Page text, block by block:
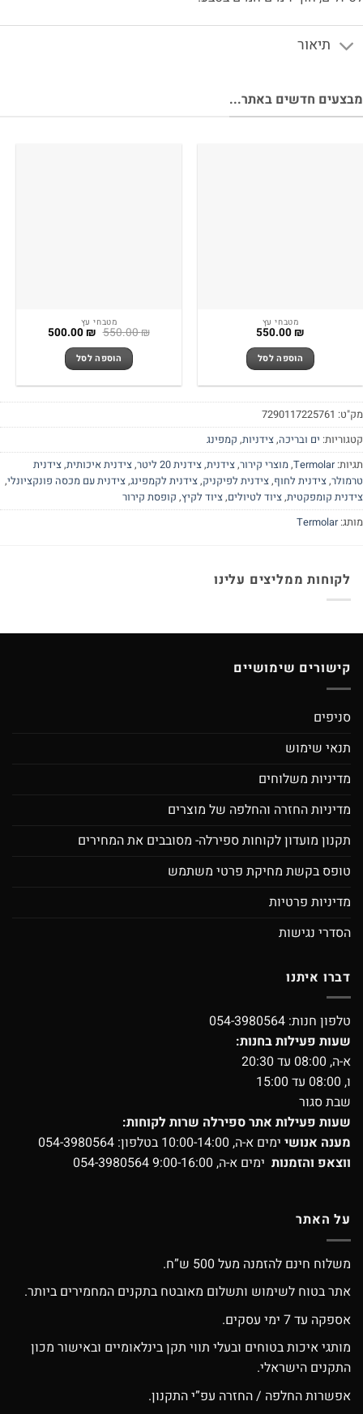
תיאור
חדשים באתר...
מטבחי עץ
550.00₪
הוספה לסל
מטבחי עץ
550.00₪ המחיר
היה:
550.00 ₪.
500.00₪ המחיר
הוספה לסל
7290117225761
ים ובריכה,צידניות,קמפינג
Termolar
,מוצרי קירור,צידנית,צידנית 20 ליטר ,צידנית איכותית,צידנית
,צידנית לחוף,צידנית לפיקניק,צידנית לקמפינג,צידנית עם מכסה פונקציונלי,
קומפקטית,ציוד לטיולים,ציוד לקיץ,קופסת קירור
Termolar
לקוחות ממליצים עלינו
קישורים שימושיים
סניפים
תנאי שימוש
מדיניות משלוחים
מדיניות החזרה והחלפה של מוצרים
תקנון מועדון לקוחות ספירלה- מסובבים את המחירים
טופס בקשת מחיקת פרטי משתמש
מדיניות פרטיות
הסדרי נגישות
דברו איתנו
טלפון חנות:054-3980564
שעות פעילות בחנות:
א-ה, 08:00 עד 20:30
ו, 08:00 עד 15:00
שבת סגור
שעות פעילות אתר ספירלה שרות לקוחות:
מענה אנושיימים א-ה, 10:00-14:00 בטלפון:
054-3980564
ווצאפ והזמנותימים א-ה, 9:00-16:00 054-3980564
על האתר
משלוח חינם להזמנה מעל 500 ש”ח.
אתר בטוח לשימוש ותשלום מאובטח בתקנים המחמירים ביותר.
אספקה עד 7 ימי עסקים.
מותגי איכות בטוחים ובעלי תווי תקן בינלאומיים ובאישור מכון
התקנים הישראלי.
אפשרות החלפה / החזרה עפ”י התקנון.